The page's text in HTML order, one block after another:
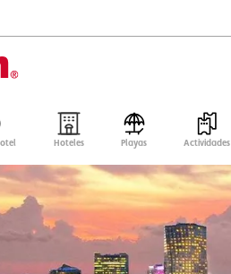
Hoteles Playas Actividades